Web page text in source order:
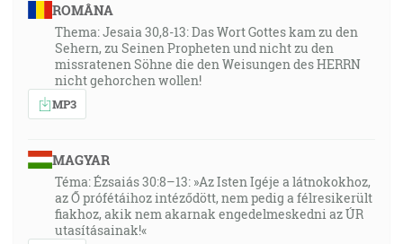
ROMÂNA
Thema: Jesaia 30,8-13: Das Wort Gottes kam zu den
Sehern, zu Seinen Propheten und nicht zu den
missratenen Söhne die den Weisungen des HERRN
nicht gehorchen wollen!
MP3
MAGYAR
Téma: Ézsaiás 30:8–13: »Az Isten Igéje a látnokokhoz,
az Ő prófétáihoz intéződött, nem pedig a félresikerült
fiakhoz, akik nem akarnak engedelmeskedni az ÚR
utasításainak!«